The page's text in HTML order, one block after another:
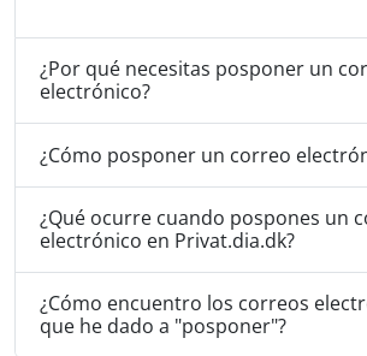
¿Por qué necesitas posponer un
electrónico?
¿Cómo posponer un correo
¿Qué ocurre cuando pospones un
electrónico en Privat.dia.dk?
¿Cómo encuentro los correos
que he dado a "posponer"?